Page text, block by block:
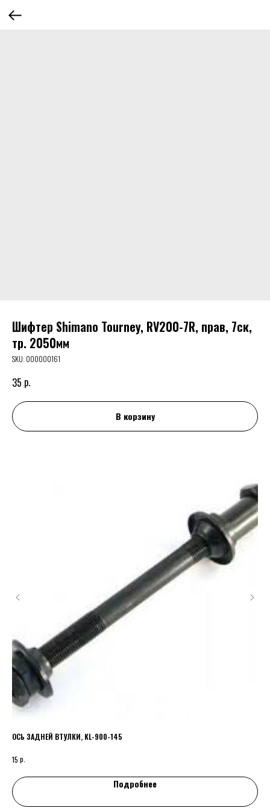
Шифтер Shimano Tourney, RV200-7R, прав, 7ск,
тр. 2050мм
SKU: 000000161
35 р.
В корзину
ОСЬ ЗАДНЕЙ ВТУЛКИ, KL-900-145
15 р.
Подробнее